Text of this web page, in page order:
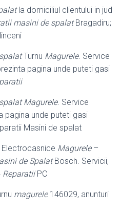
la domiciliul clientului in jud
masini de spalatBragadiru;
Turnu Magurele. Service
pagina unde puteti gasi
Magurele. Service
pagina unde puteti gasi
Masini de spalat
Magurele–
de SpalatBosch. Servicii,
ReparatiiPC
magurele146029, anunturi